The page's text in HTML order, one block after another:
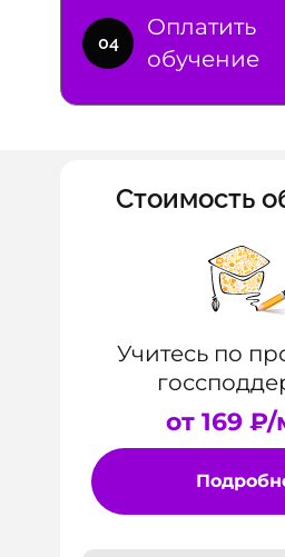
Оплатить
обучение
04
Стоимость
Учитесь по
от 169